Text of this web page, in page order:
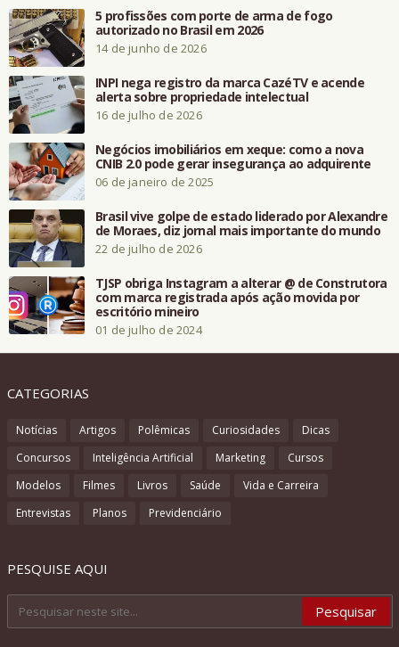
5 profissões com porte de arma de fogo
autorizado no Brasil em 2026
14 de junho de 2026
INPI nega registro da marca CazéTV e acende
alerta sobre propriedade intelectual
16 de julho de 2026
Negócios imobiliários em xeque: como a nova
CNIB 2.0 pode gerar insegurança ao adquirente
06 de janeiro de 2025
Brasil vive golpe de estado liderado por Alexandre
de Moraes, diz jornal mais importante do mundo
22 de julho de 2026
TJSP obriga Instagram a alterar @ de Construtora
com marca registrada após ação movida por
escritório mineiro
01 de julho de 2024
CATEGORIAS
Notícias Artigos Polêmicas Curiosidades
Dicas
Concursos
Inteligência Artificial Marketing
Cursos
Modelos
Filmes Livros Saúde
Vida e Carreira
Entrevistas
Planos Previdenciário
PESQUISE AQUI